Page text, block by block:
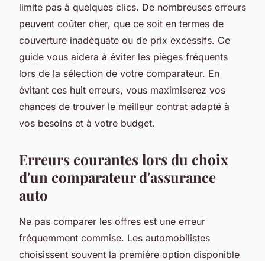
limite pas à quelques clics. De nombreuses erreurs
peuvent coûter cher, que ce soit en termes de
couverture inadéquate ou de prix excessifs. Ce
guide vous aidera à éviter les pièges fréquents
lors de la sélection de votre comparateur. En
évitant ces huit erreurs, vous maximiserez vos
chances de trouver le meilleur contrat adapté à
vos besoins et à votre budget.
Erreurs courantes lors du choix
d'un comparateur d'assurance
auto
Ne pas comparer les offres est une erreur
fréquemment commise. Les automobilistes
choisissent souvent la première option disponible